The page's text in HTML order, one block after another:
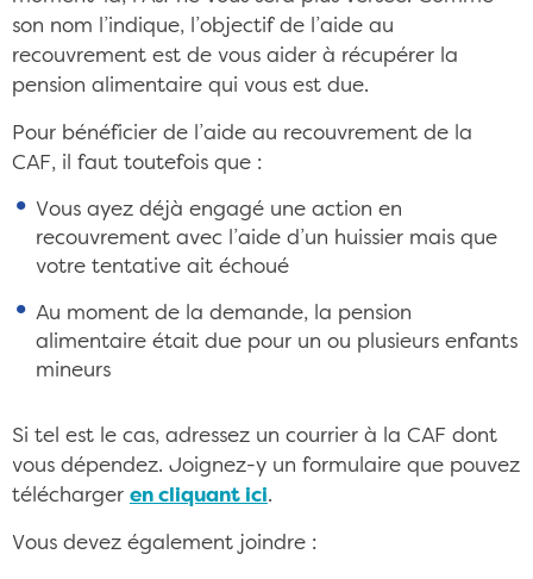
son nom l’indique, l’objectif de l’aide au
recouvrement est de vous aider à récupérer la
pension alimentaire qui vous est due.
Pour bénéficier de l’aide au recouvrement de la
CAF, il faut toutefois que :
Vous ayez déjà engagé une action en
recouvrement avec l’aide d’un huissier mais que
votre tentative ait échoué
Au moment de la demande, la pension
alimentaire était due pour un ou plusieurs enfants
mineurs
Si tel est le cas, adressez un courrier à la CAF dont
vous dépendez. Joignez-y un formulaire que pouvez
télécharger en cliquant ici.
Vous devez également joindre :